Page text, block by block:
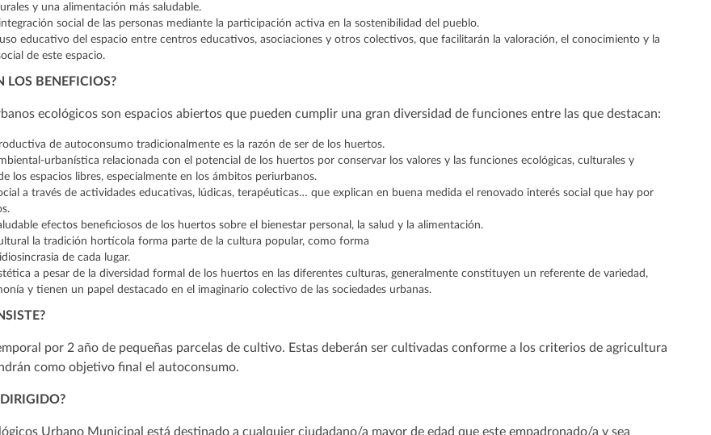
y una alimentación más saludable.
social de las personas mediante la participación activa en la sostenibilidad del pueblo.
educativo del espacio entre centros educativos, asociaciones y otros colectivos, que facilitarán la valoración, el conocimiento y la
de este espacio.
LOS BENEFICIOS?
ecológicos son espacios abiertos que pueden cumplir una gran diversidad de funciones entre las que destacan:
de autoconsumo tradicionalmente es la razón de ser de los huertos.
urbanística relacionada con el potencial de los huertos por conservar los valores y las funciones ecológicas, culturales y
los espacios libres, especialmente en los ámbitos periurbanos.
a través de actividades educativas, lúdicas, terapéuticas… que explican en buena medida el renovado interés social que hay por
efectos beneficiosos de los huertos sobre el bienestar personal, la salud y la alimentación.
la tradición hortícola forma parte de la cultura popular, como forma
de cada lugar.
a pesar de la diversidad formal de los huertos en las diferentes culturas, generalmente constituyen un referente de variedad,
y tienen un papel destacado en el imaginario colectivo de las sociedades urbanas.
por 2 año de pequeñas parcelas de cultivo. Estas deberán ser cultivadas conforme a los criterios de agricultura
como objetivo final el autoconsumo.
Urbano Municipal está destinado a cualquier ciudadano/a mayor de edad que este empadronado/a y sea